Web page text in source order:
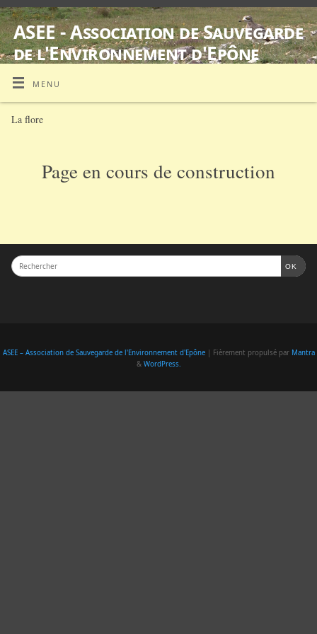
ASEE - Association de Sauvegarde
de l'Environnement d'Epône
MENU
La flore
Page en cours de construction
OK
ASEE – Association de Sauvegarde de l'Environnement d'Epône| Fièrement propulsé par Mantra
& WordPress.